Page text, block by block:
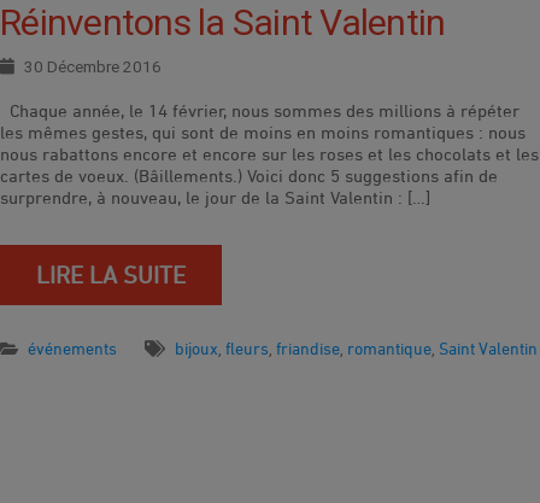
Réinventons la Saint Valentin
30 Décembre 2016
Chaque année, le 14 février, nous sommes des millions à répéter
les mêmes gestes, qui sont de moins en moins romantiques : nous
nous rabattons encore et encore sur les roses et les chocolats et les
cartes de voeux. (Bâillements.) Voici donc 5 suggestions afin de
surprendre, à nouveau, le jour de la Saint Valentin : […]
LIRE LA SUITE
événements bijoux fleurs friandise romantique Saint Valentin